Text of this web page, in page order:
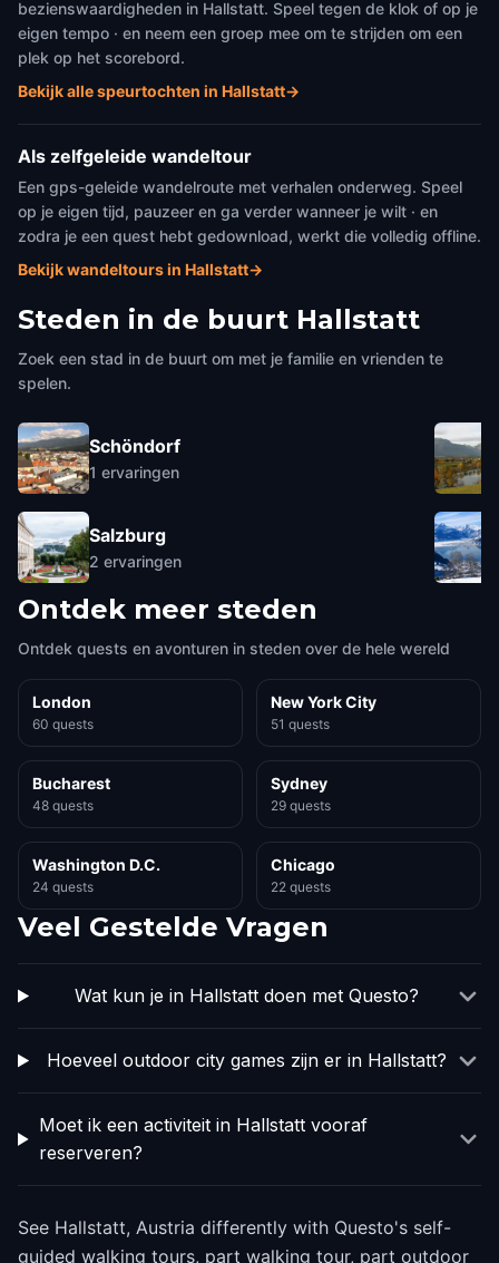
bezienswaardigheden in Hallstatt. Speel tegen de klok of op je
eigen tempo · en neem een groep mee om te strijden om een
plek op het scorebord.
Bekijk alle speurtochten in Hallstatt→
Als zelfgeleide wandeltour
Een gps-geleide wandelroute met verhalen onderweg. Speel
op je eigen tijd, pauzeer en ga verder wanneer je wilt · en
zodra je een quest hebt gedownload, werkt die volledig offline.
Bekijk wandeltours in Hallstatt→
Steden in de buurt Hallstatt
Zoek een stad in de buurt om met je familie en vrienden te
spelen.
Schöndorf
1 ervaringen
Salzburg
2 ervaringen
Ontdek meer steden
Ontdek quests en avonturen in steden over de hele wereld
London
60 quests
New York City
51 quests
Bucharest
48 quests
Sydney
29 quests
Washington D.C.
24 quests
Chicago
22 quests
Veel Gestelde Vragen
Wat kun je in Hallstatt doen met Questo?
Hoeveel outdoor city games zijn er in Hallstatt?
Moet ik een activiteit in Hallstatt vooraf
reserveren?
See Hallstatt, Austria differently with Questo's self-
guided walking tours, part walking tour, part outdoor